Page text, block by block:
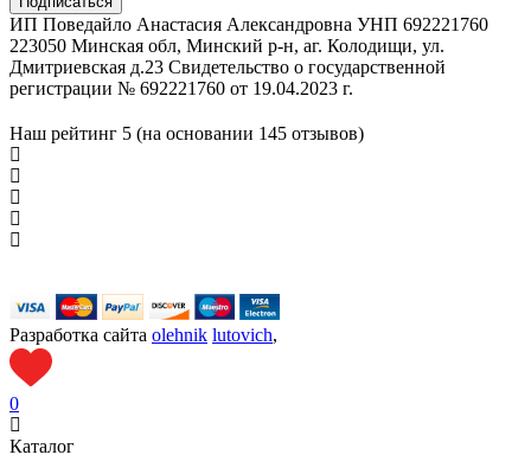
ИП Поведайло Анастасия Александровна УНП 692221760
223050 Минская обл, Минский р-н, аг. Колодищи, ул.
Дмитриевская д.23 Свидетельство о государственной
регистрации № 692221760 от 19.04.2023 г.
Наш рейтинг 5 (на основании 145 отзывов)
Разработка сайта olehnik lutovich,
0
Каталог